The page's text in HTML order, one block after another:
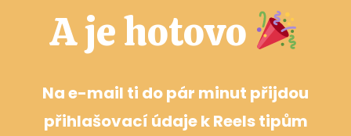
A je hotovo
Na e-mail ti do pár minut přijdou
přihlašovací údaje k Reels tipům